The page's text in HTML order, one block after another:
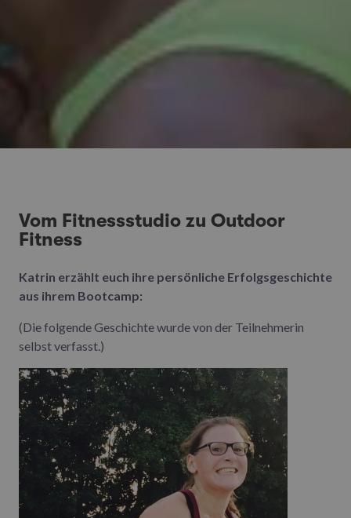
Vom Fitnessstudio zu Outdoor
Fitness
Katrin erzählt euch ihre persönliche Erfolgsgeschichte
aus ihrem Bootcamp:
(Die folgende Geschichte wurde von der Teilnehmerin
selbst verfasst.)